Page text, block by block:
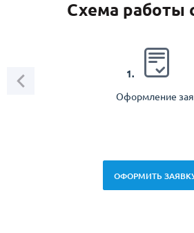
Схема работы
1.
Оформление
ОФОРМИТЬ